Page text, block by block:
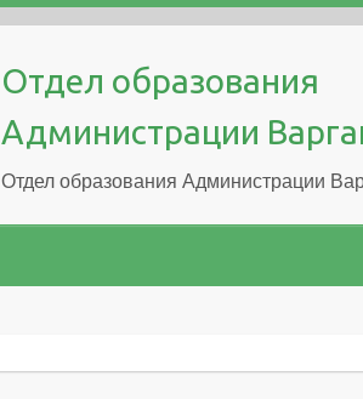
Отдел образования
Администрации
Отдел образования Администрации